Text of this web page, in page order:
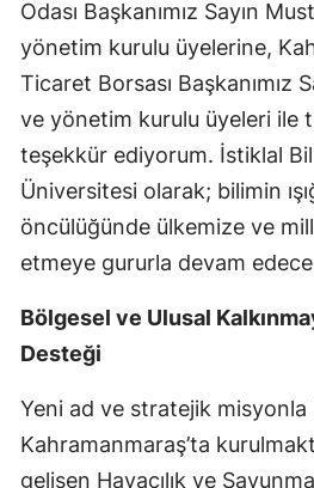
Odası Başkanımız Sayın
yönetim kurulu üyelerine,
Ticaret Borsası Başkanımız
ve yönetim kurulu üyeleri ile
teşekkür ediyorum. İstiklal
Üniversitesi olarak; bilimin
öncülüğünde ülkemize ve
etmeye gururla devam
Bölgesel ve Ulusal
Desteği
Yeni ad ve stratejik
Kahramanmaraş’ta
gelişen Havacılık ve